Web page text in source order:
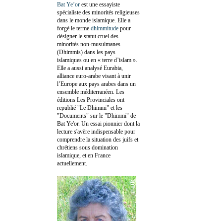
Bat Ye’or est une essayiste
spécialiste des minorités religieuses
dans le monde islamique. Elle a
forgé le terme dhimmitude pour
désigner le statut cruel des
minorités non-musulmanes
(Dhimmis) dans les pays
islamiques ou en « terre d’islam ».
Elle a aussi analysé Eurabia,
alliance euro-arabe visant à unir
l’Europe aux pays arabes dans un
ensemble méditerranéen. Les
éditions Les Provinciales ont
republié "Le Dhimmi" et les
"Documents" sur le "Dhimmi" de
Bat Ye'or. Un essai pionnier dont la
lecture s'avère indispensable pour
comprendre la situation des juifs et
chrétiens sous domination
islamique, et en France
actuellement.